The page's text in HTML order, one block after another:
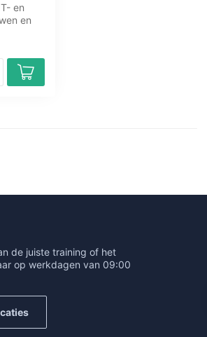
en
en
de juiste training of het
op werkdagen van 09:00